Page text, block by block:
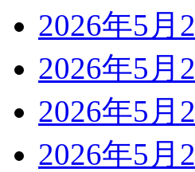
2026年5月
2026年5月
2026年5月
2026年5月